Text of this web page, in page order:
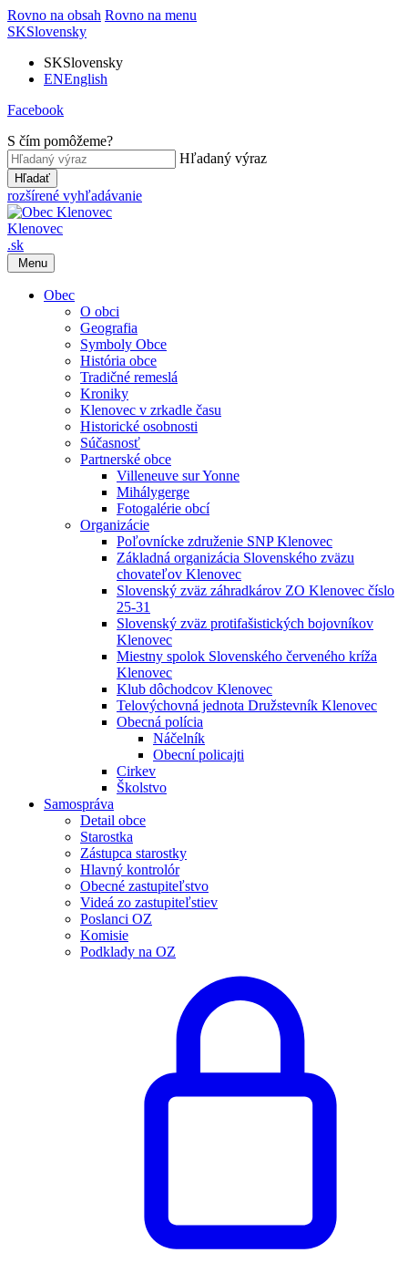
Rovno na obsah Rovno na menu
SKSlovensky
SKSlovensky
ENEnglish
Facebook
S čím pomôžeme?
Hľadaný výraz
Hľadať
rozšírené vyhľadávanie
Klenovec
.sk
Menu
Obec
O obci
Geografia
Symboly Obce
História obce
Tradičné remeslá
Kroniky
Klenovec v zrkadle času
Historické osobnosti
Súčasnosť
Partnerské obce
Villeneuve sur Yonne
Mihálygerge
Fotogalérie obcí
Organizácie
Poľovnícke združenie SNP Klenovec
Základná organizácia Slovenského zväzu
chovateľov Klenovec
Slovenský zväz záhradkárov ZO Klenovec číslo
25-31
Slovenský zväz protifašistických bojovníkov
Klenovec
Miestny spolok Slovenského červeného kríža
Klenovec
Klub dôchodcov Klenovec
Telovýchovná jednota Družstevník Klenovec
Obecná polícia
Náčelník
Obecní policajti
Cirkev
Školstvo
Samospráva
Detail obce
Starostka
Zástupca starostky
Hlavný kontrolór
Obecné zastupiteľstvo
Videá zo zastupiteľstiev
Poslanci OZ
Komisie
Podklady na OZ